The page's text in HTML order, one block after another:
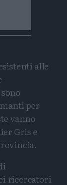
alle
per
vanno
Gris e
ricercatori